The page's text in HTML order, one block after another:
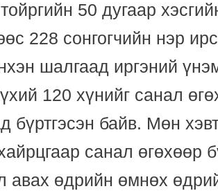
50 дугаар
228 сонгогчийн нэр
шалгаад иргэний
120 хүнийг санал
бүртгэсэн байв. Мөн
санал өгөхөөр
авах өдрийн өмнөх